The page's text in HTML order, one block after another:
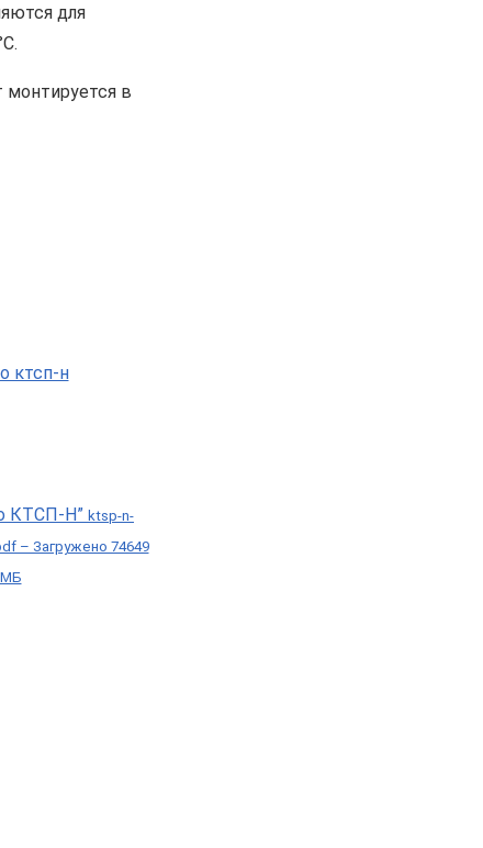
для
в
КТСП-Н” ktsp-n-
– Загружено 74649
МБ